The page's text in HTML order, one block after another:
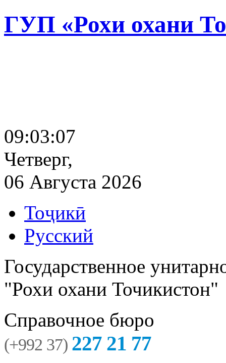
ГУП «Рохи охани
09:03:08
Четверг,
06 Августа 2026
Тоҷикӣ
Русский
Государственное
"Рохи охани Точикистон"
Справочное бюро
(+992 37) 227 21 77